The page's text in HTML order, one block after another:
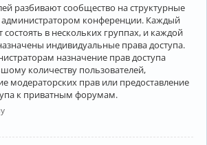
разбивают сообщество на структурные
администратором конференции. Каждый
в нескольких группах, и каждой
индивидуальные права доступа.
назначение прав доступа
количеству пользователей,
модераторских прав или предоставление
к приватным форумам.